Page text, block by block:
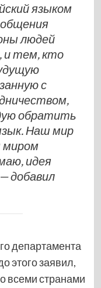
языком
людей
и тем, кто
с
обратить
Наш мир
миром
идея
добавил
департамента
этого заявил,
всеми странами